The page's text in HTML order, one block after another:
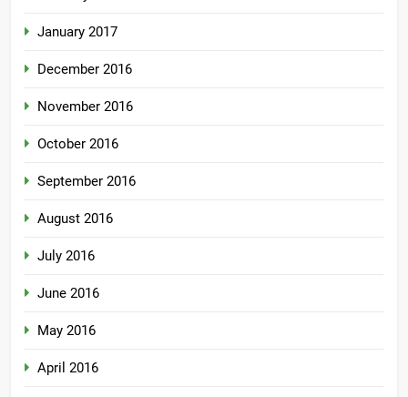
January 2017
December 2016
November 2016
October 2016
September 2016
August 2016
July 2016
June 2016
May 2016
April 2016